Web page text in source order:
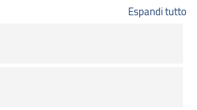
Espandi tutto